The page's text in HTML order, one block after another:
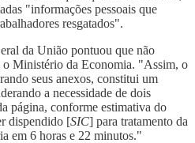
"informações pessoais que
resgatados".
da União pontuou que não
o Ministério da Economia. "Assim, o
seus anexos, constitui um
a necessidade de dois
página, conforme estimativa do
dispendido [SIC] para tratamento da
em 6 horas e 22 minutos."